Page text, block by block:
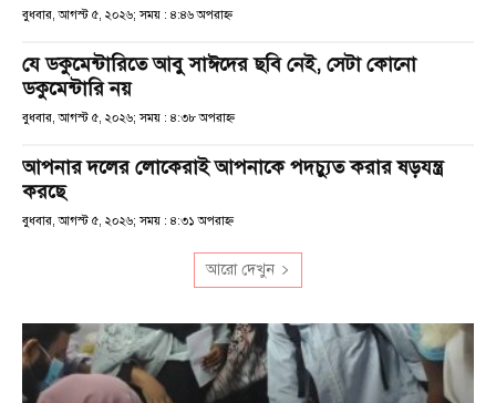
বুধবার, আগস্ট ৫, ২০২৬; সময় : ৪:৪৬ অপরাহ্ণ
যে ডকুমেন্টারিতে আবু সাঈদের ছবি নেই, সেটা কোনো
ডকুমেন্টারি নয়
বুধবার, আগস্ট ৫, ২০২৬; সময় : ৪:৩৮ অপরাহ্ণ
আপনার দলের লোকেরাই আপনাকে পদচ্যুত করার ষড়যন্ত্র
করছে
বুধবার, আগস্ট ৫, ২০২৬; সময় : ৪:৩১ অপরাহ্ণ
আরো দেখুন